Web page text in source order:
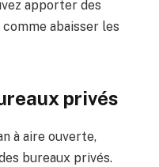
apporter des
abaisser les
privés
à aire ouverte,
bureaux privés.